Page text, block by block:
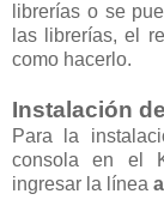
librerías o se
las librerías, el
como hacerlo.
Instalación
Para la
consola en el
ingresar la línea